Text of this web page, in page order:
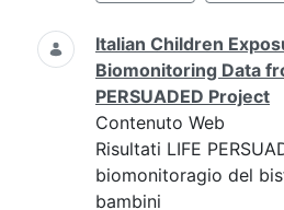
Italian Children
Biomonitoring Data
PERSUADED Project
Contenuto Web
Risultati LIFE
biomonitoragio del
bambini